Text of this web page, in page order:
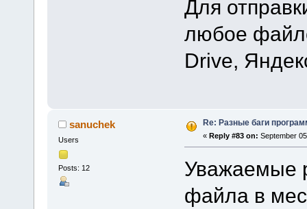
Для
любое
Drive,
sanuchek
Users
Posts: 12
Re: Разные баги
« Reply #83 on: September
Уважаемые
файла в